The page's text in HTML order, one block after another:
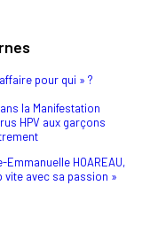
pour qui » ?
la Manifestation
HPV aux garçons
Emmanuelle HOAREAU,
vite avec sa passion »